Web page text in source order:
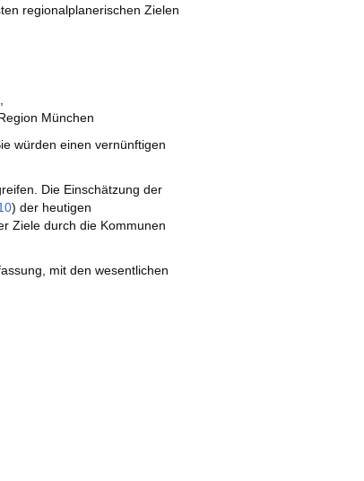
regionalplanerischen Zielen
München
würden einen vernünftigen
Die Einschätzung der
) der heutigen
Ziele durch die Kommunen
mit den wesentlichen